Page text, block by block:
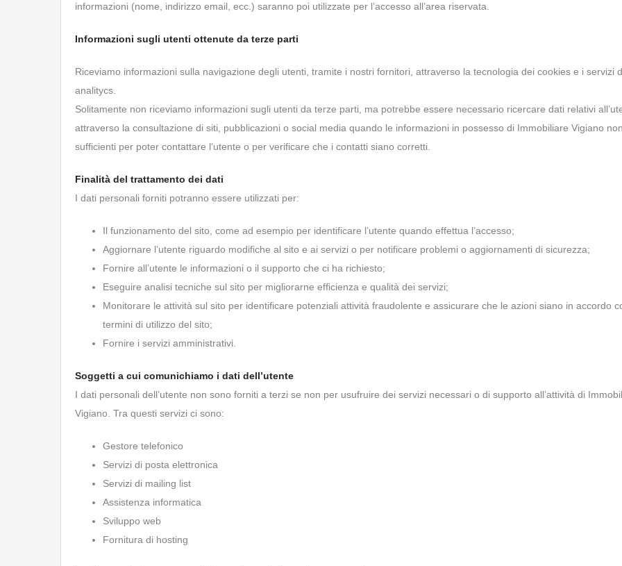
informazioni (nome, indirizzo email, ecc.) saranno poi utilizzate per l’accesso all’area riservata.
Informazioni sugli utenti ottenute da terze parti
Riceviamo informazioni sulla navigazione degli utenti, tramite i nostri fornitori, attraverso la tecnologia dei cookies e i servizi
analitycs.
Solitamente non riceviamo informazioni sugli utenti da terze parti, ma potrebbe essere necessario ricercare dati relativi
attraverso la consultazione di siti, pubblicazioni o social media quando le informazioni in possesso di Immobiliare Vigiano
sufficienti per poter contattare l‘utente o per verificare che i contatti siano corretti.
Finalità del trattamento dei dati
I dati personali forniti potranno essere utilizzati per:
Il funzionamento del sito, come ad esempio per identificare l’utente quando effettua l’accesso;
Aggiornare l’utente riguardo modifiche al sito e ai servizi o per notificare problemi o aggiornamenti di sicurezza;
Fornire all’utente le informazioni o il supporto che ci ha richiesto;
Eseguire analisi tecniche sul sito per migliorarne efficienza e qualità dei servizi;
Monitorare le attività sul sito per identificare potenziali attività fraudolente e assicurare che le azioni siano in accordo
termini di utilizzo del sito;
Fornire i servizi amministrativi.
Soggetti a cui comunichiamo i dati dell’utente
I dati personali dell’utente non sono forniti a terzi se non per usufruire dei servizi necessari o di supporto all’attività di
Vigiano. Tra questi servizi ci sono:
Gestore telefonico
Servizi di posta elettronica
Servizi di mailing list
Assistenza informatica
Sviluppo web
Fornitura di hosting